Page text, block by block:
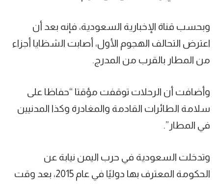
وبحسب قناة الإخبارية السعودية، فإنه بعد أن
اعترض التحالف الهجوم الأول، أصابت الشظايا أجزاء
من المطار بالقرب من المدرج.
وأضافت أن الرحلات توقفت مؤقتا “حفاظا على
سلامة الطائرات القادمة والمغادرة وكذا المدنيين
في المطار”.
وتدخلت السعودية في حرب اليمن نيابة عن
الحكومة المعترف بها دوليًا في عام 2015، بعد وقت